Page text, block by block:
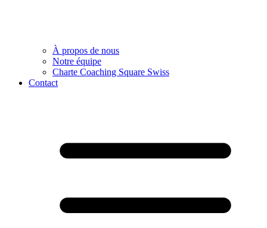
À propos de nous
Notre équipe
Charte Coaching Square Swiss
Contact